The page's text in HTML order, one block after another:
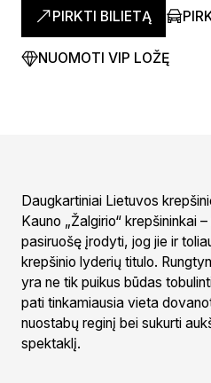
PIRKTI BILIETĄ
NUOMOTI VIP LOŽĘ
Daugkartiniai Lietuvos
Kauno „Žalgirio“ krepšininkai
pasiruošę įrodyti, jog jie ir
krepšinio lyderių titulo.
yra ne tik puikus būdas
pati tinkamiausia vieta
nuostabų reginį bei sukurti
spektaklį.